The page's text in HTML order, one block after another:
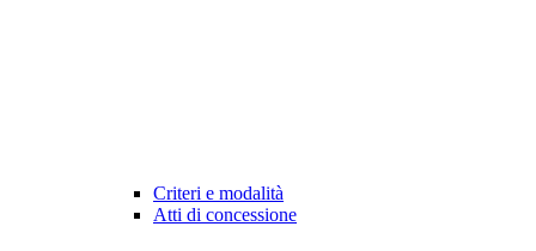
Criteri e modalità
Atti di concessione